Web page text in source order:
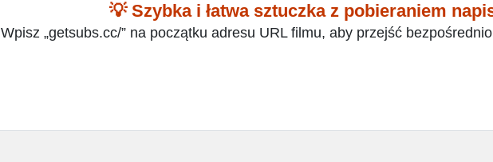
💡 Szybka i łatwa sztuczka z pobieraniem
Wpisz „getsubs.cc/” na początku adresu URL filmu, aby przejść